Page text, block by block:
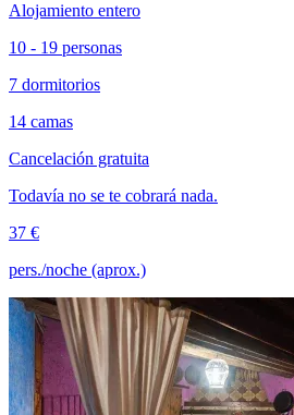
Alojamiento entero
10 - 19 personas
7 dormitorios
14 camas
Cancelación gratuita
Todavía no se te cobrará nada.
37 €
pers./noche (aprox.)